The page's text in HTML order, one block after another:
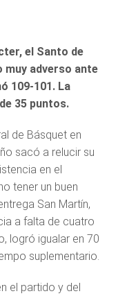
el Santo de
muy adverso ante
109-101. La
35 puntos.
de Básquet en
sacó a relucir su
en el
tener un buen
San Martín,
a falta de cuatro
logró igualar en 70
suplementario.
el partido y del